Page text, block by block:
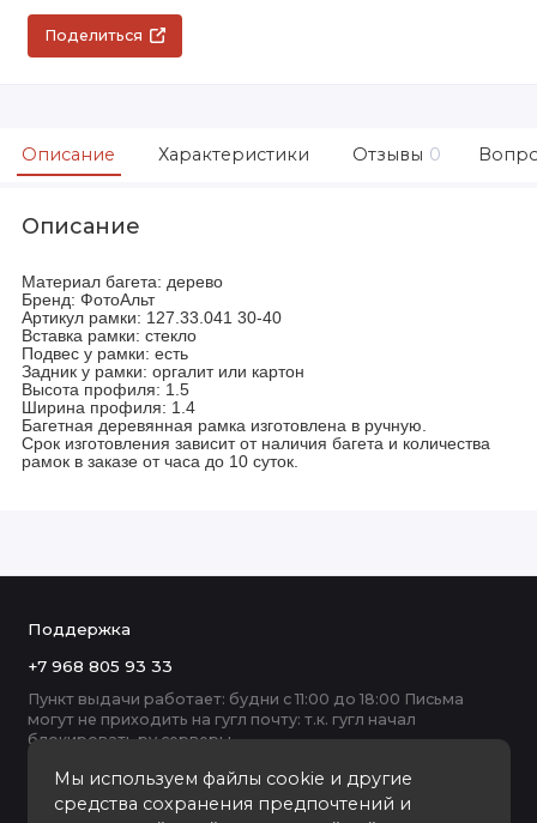
Поделиться
Описание Характеристики Отзывы 0
Описание
Материал багета: дерево
Бренд: ФотоАльт
Артикул рамки: 127.33.041 30-40
Вставка рамки: стекло
Подвес у рамки: есть
Задник у рамки: оргалит или картон
Высота профиля: 1.5
Ширина профиля: 1.4
Багетная деревянная рамка изготовлена в ручную.
Срок изготовления зависит от наличия багета и количества
рамок в заказе от часа до 10 суток.
Мы используем файлы cookie и другие
средства сохранения предпочтений и
Поддержка
+7 968 805 93 33
Пункт выдачи работает: будни с 11:00 до 18:00 Письма
могут не приходить на гугл почту: т.к. гугл начал
блокировать ру серверы